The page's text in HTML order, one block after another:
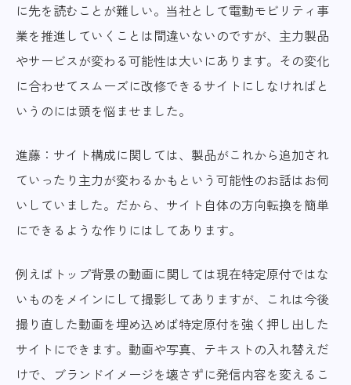
に先を読むことが難しい。当社として電動モビリティ事
業を推進していくことは間違いないのですが、主力製品
やサービスが変わる可能性は大いにあります。その変化
に合わせてスムーズに改修できるサイトにしなければと
いうのには頭を悩ませました。
進藤：サイト構成に関しては、製品がこれから追加され
ていったり主力が変わるかもという可能性のお話はお伺
いしていました。だから、サイト自体の方向転換を簡単
にできるような作りにはしてあります。
例えばトップ背景の動画に関しては現在特定原付ではな
いものをメインにして撮影してありますが、これは今後
撮り直した動画を埋め込めば特定原付を強く押し出した
サイトにできます。動画や写真、テキストの入れ替えだ
けで、ブランドイメージを壊さずに発信内容を変えるこ